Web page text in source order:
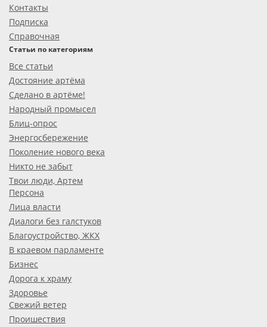
Контакты
Подписка
Справочная
Статьи по категориям
Все статьи
Достояние артёма
Сделано в артёме!
Народный промысел
Блиц-опрос
Энергосбережение
Поколение нового века
Никто не забыт
Твои люди, Артем
Персона
Лица власти
Диалоги без галстуков
Благоустройство, ЖКХ
В краевом парламенте
Бизнес
Дорога к храму
Здоровье
Свежий ветер
Проишествия